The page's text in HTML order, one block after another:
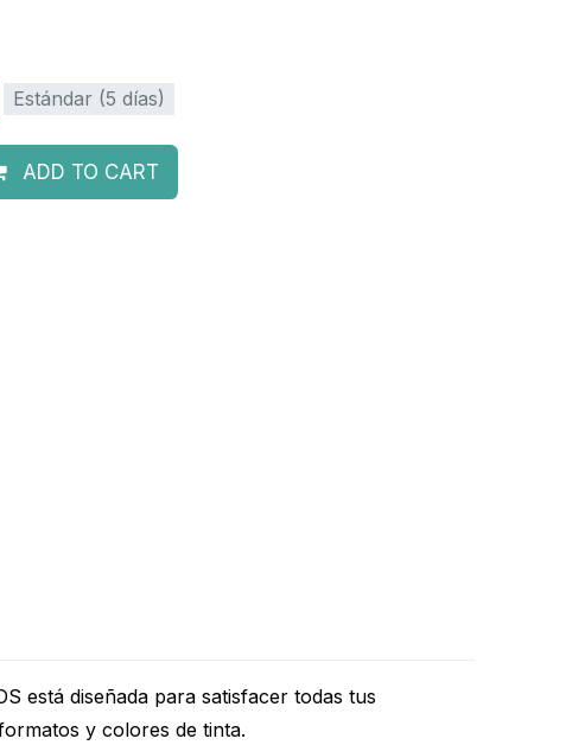
Estándar (5 días)
ADD TO CART
está diseñada para satisfacer todas tus
y colores de tinta.